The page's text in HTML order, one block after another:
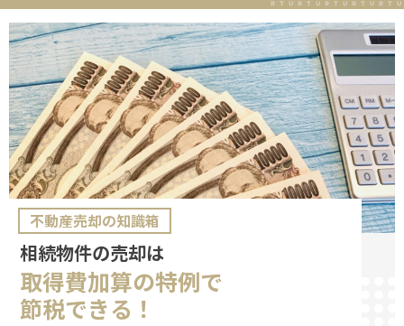
不動産売却の知識箱
相続物件の売却は
取得費加算の特例で
節税できる！